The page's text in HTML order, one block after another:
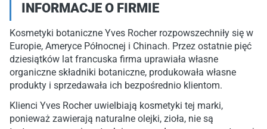
INFORMACJE O FIRMIE
Kosmetyki botaniczne Yves Rocher rozpowszechniły się w
Europie, Ameryce Północnej i Chinach. Przez ostatnie pięć
dziesiątków lat francuska firma uprawiała własne
organiczne składniki botaniczne, produkowała własne
produkty i sprzedawała ich bezpośrednio klientom.
Klienci Yves Rocher uwielbiają kosmetyki tej marki,
ponieważ zawierają naturalne olejki, zioła, nie są